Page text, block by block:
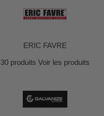
ERIC FAVRE
30 produits Voir les produits